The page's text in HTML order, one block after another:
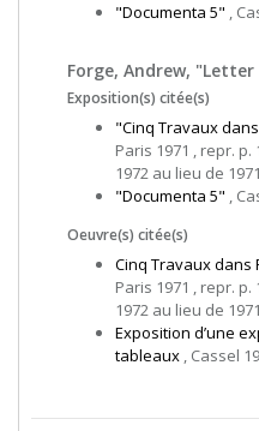
"Documenta 5" ,
Forge, Andrew,
Exposition(s) citée(s)
"Cinq Travaux
Paris 1971 , repr.
1972 au lieu de
"Documenta 5" ,
Oeuvre(s) citée(s)
Cinq Travaux dans
Paris 1971 , repr.
1972 au lieu de
Exposition d’une
tableaux , Cassel